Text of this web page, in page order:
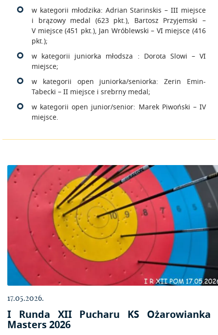
w kategorii młodzika: Adrian Starinskis – III miejsce
i brązowy medal (623 pkt.), Bartosz Przyjemski –
V miejsce (451 pkt.), Jan Wróblewski – VI miejsce (416
pkt.);
w kategorii juniorka młodsza : Dorota Slowi – VI
miejsce;
w kategorii open juniorka/seniorka: Zerin Emin-
Tabecki – II miejsce i srebrny medal;
w kategorii open junior/senior: Marek Piwoński – IV
miejsce.
17.05.2026.
I Runda XII Pucharu KS Ożarowianka
Masters 2026